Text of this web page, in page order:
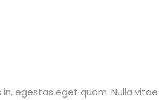
egestas eget quam. Nulla